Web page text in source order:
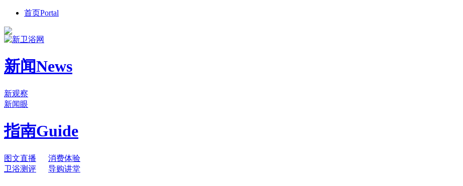
首页Portal
新闻News
新观察
新闻眼
指南Guide
图文直播
消费体验
卫浴测评
导购讲堂